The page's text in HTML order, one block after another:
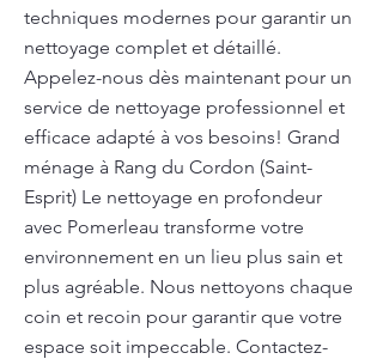
techniques modernes pour garantir un
nettoyage complet et détaillé.
Appelez-nous dès maintenant pour un
service de nettoyage professionnel et
efficace adapté à vos besoins! Grand
ménage à Rang du Cordon (Saint-
Esprit) Le nettoyage en profondeur
avec Pomerleau transforme votre
environnement en un lieu plus sain et
plus agréable. Nous nettoyons chaque
coin et recoin pour garantir que votre
espace soit impeccable. Contactez-